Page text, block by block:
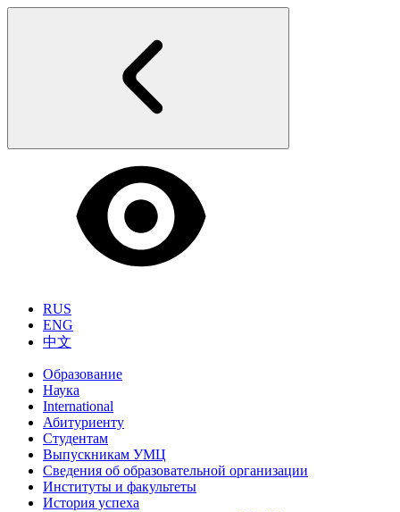
RUS
ENG
中文
Образование
Наука
International
Абитуриенту
Студентам
Выпускникам УМЦ
Сведения об образовательной организации
Институты и факультеты
История успеха